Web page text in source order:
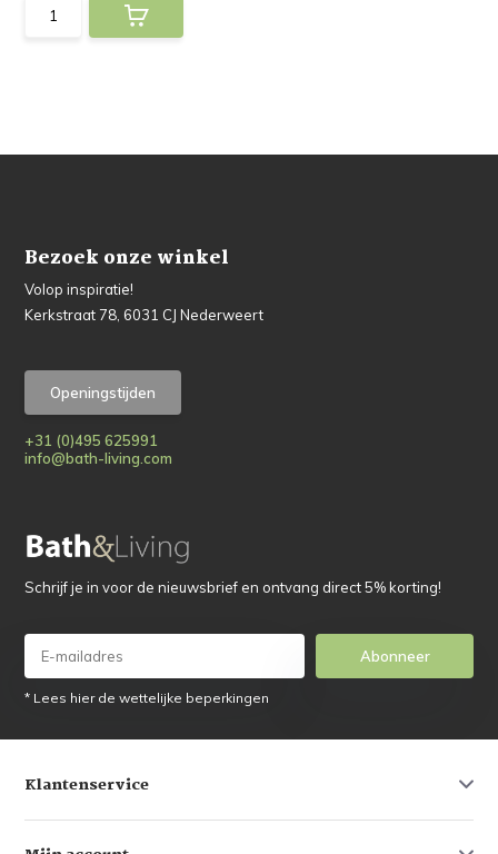
Bezoek onze winkel
Volop inspiratie!
Kerkstraat 78, 6031 CJ Nederweert
Openingstijden
+31 (0)495 625991
info@bath-living.com
Schrijf je in voor de nieuwsbrief en ontvang direct 5% korting!
Abonneer
* Lees hier de wettelijke beperkingen
Klantenservice